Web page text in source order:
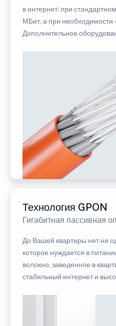
в интернет: при
МБит, а при необходимости
Дополнительное
Технология GPON
Гигабитная пассивная
До Вашей квартиры нет ни
которое нуждается в
волокно, заведенное в
стабильный интернет и